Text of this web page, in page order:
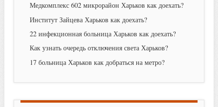
Медкомплекс 602 микрорайон Харьков как доехать?
Институт Зайцева Харьков как доехать?
22 инфекционная больница Харьков как доехать?
Как узнать очередь отключения света Харьков?
17 больница Харьков как добраться на метро?